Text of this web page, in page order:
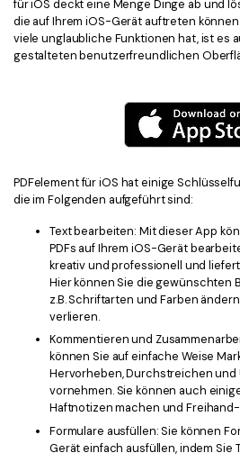
für iOS deckt eine Menge Dinge ab und
die auf Ihrem iOS-Gerät auftreten
viele unglaubliche Funktionen hat, ist es
gestalteten benutzerfreundlichen
PDFelement für iOS hat einige
die im Folgenden aufgeführt sind:
Text bearbeiten: Mit dieser App
PDFs auf Ihrem iOS-Gerät
kreativ und professionell und
Hier können Sie die gewünschten
z.B. Schriftarten und Farben
verlieren.
Kommentieren und
können Sie auf einfache Weise
Hervorheben, Durchstreichen
vornehmen. Sie können auch
Haftnotizen machen und
Formulare ausfüllen: Sie können
Gerät einfach ausfüllen, indem Sie